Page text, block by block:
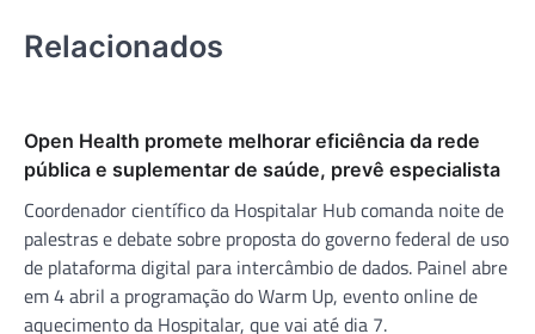
Relacionados
Open Health promete melhorar eficiência da rede
pública e suplementar de saúde, prevê especialista
Coordenador científico da Hospitalar Hub comanda noite de
palestras e debate sobre proposta do governo federal de uso
de plataforma digital para intercâmbio de dados. Painel abre
em 4 abril a programação do Warm Up, evento online de
aquecimento da Hospitalar, que vai até dia 7.